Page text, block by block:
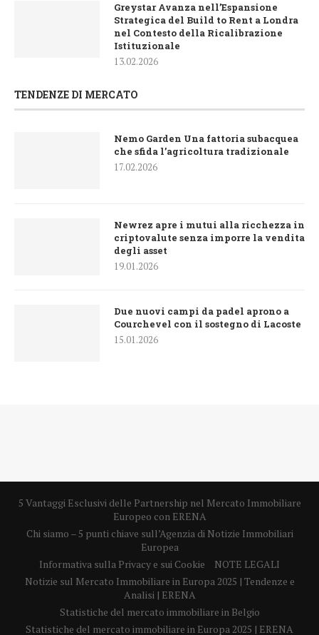
Greystar Avanza nell’Espansione
Strategica del Build to Rent a Londra
nel Contesto della Ricalibrazione
Istituzionale
13.02.2026
TENDENZE DI MERCATO
Nemo Garden Una fattoria subacquea
che sfida l’agricoltura tradizionale
17.02.2026
Newrez apre i mutui alla ricchezza in
criptovalute senza imporre la vendita
degli asset
19.01.2026
Due nuovi campi da padel aprono a
Courchevel con il sostegno di Lacoste
15.01.2026
5 Vantaggi Esclusivi delle Partnership nel Mercato Immobiliare
Europeo con ERENA
Chi siamo – 5 punti chiave sull’Agenzia di Notizie Immobiliari
Europea
Informativa sulla Privacy e sui Cookie
NOTE LEGALI
Notizie sul Mercato Immobiliare in Europa 2025 | Tendenze e
Analisi | ERENA
Statistiche del mercato immobiliare in Belgio
Statistiche del mercato immobiliare in Europa 2025 | ERENA